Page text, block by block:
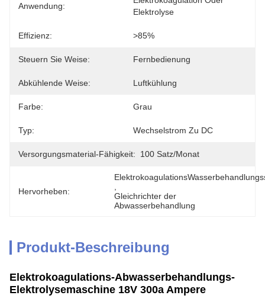
Anwendung:
Elektrolyse
Effizienz: >85%
Steuern Sie Weise: Fernbedienung
Abkühlende Weise: Luftkühlung
Farbe: Grau
Typ: Wechselstrom Zu DC
Versorgungsmaterial-Fähigkeit: 100 Satz/Monat
Hervorheben:
Gleichrichter der
Abwasserbehandlung
Produkt-Beschreibung
Elektrokoagulations-Abwasserbehandlungs-
Elektrolysemaschine 18V 300a Ampere